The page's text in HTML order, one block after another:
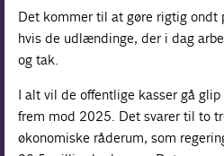
Det kommer til at gøre rigtig ondt
hvis de udlændinge, der i dag
og tak.
I alt vil de offentlige kasser gå
frem mod 2025. Det svarer til to
økonomiske råderum, som